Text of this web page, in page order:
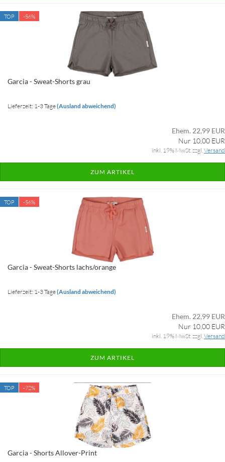
TOP -56%
Garcia - Sweat-Shorts grau
Lieferzeit: 1-3 Tage(Ausland abweichend)
Ehem. 22,99 EUR
Nur 10,00 EUR
inkl. 19% MwSt. zzgl.Versand
ZUM ARTIKEL
TOP -56%
Garcia - Sweat-Shorts lachs/orange
Lieferzeit: 1-3 Tage(Ausland abweichend)
Ehem. 22,99 EUR
Nur 10,00 EUR
inkl. 19% MwSt. zzgl.Versand
ZUM ARTIKEL
TOP -72%
Garcia - Shorts Allover-Print